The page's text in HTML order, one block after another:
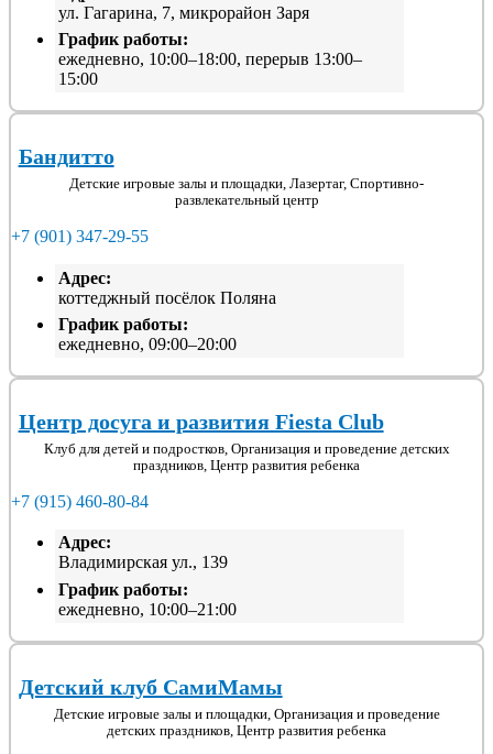
ул. Гагарина, 7, микрорайон Заря
График работы:
ежедневно, 10:00–18:00, перерыв 13:00–
15:00
Бандитто
Детские игровые залы и площадки, Лазертаг, Спортивно-
развлекательный центр
+7 (901) 347-29-55
Адрес:
коттеджный посёлок Поляна
График работы:
ежедневно, 09:00–20:00
Центр досуга и развития Fiesta Club
Клуб для детей и подростков, Организация и проведение детских
праздников, Центр развития ребенка
+7 (915) 460-80-84
Адрес:
Владимирская ул., 139
График работы:
ежедневно, 10:00–21:00
Детский клуб СамиМамы
Детские игровые залы и площадки, Организация и проведение
детских праздников, Центр развития ребенка